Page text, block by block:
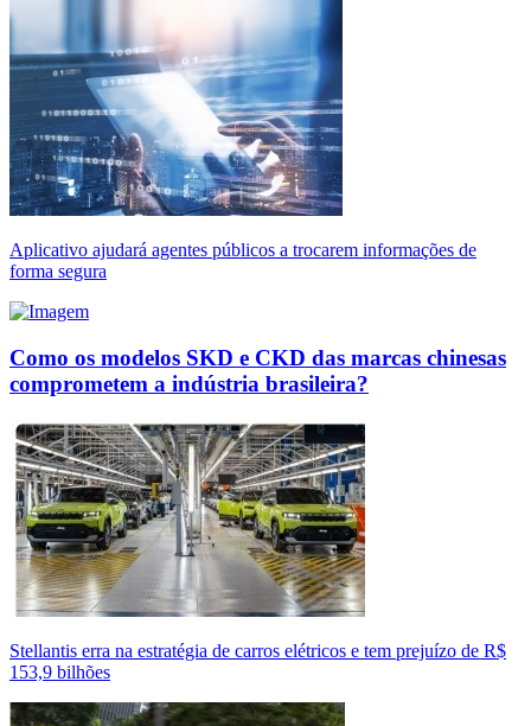
Aplicativo ajudará agentes públicos a trocarem informações de
forma segura
Como os modelos SKD e CKD das marcas chinesas
comprometem a indústria brasileira?
Stellantis erra na estratégia de carros elétricos e tem prejuízo de R$
153,9 bilhões